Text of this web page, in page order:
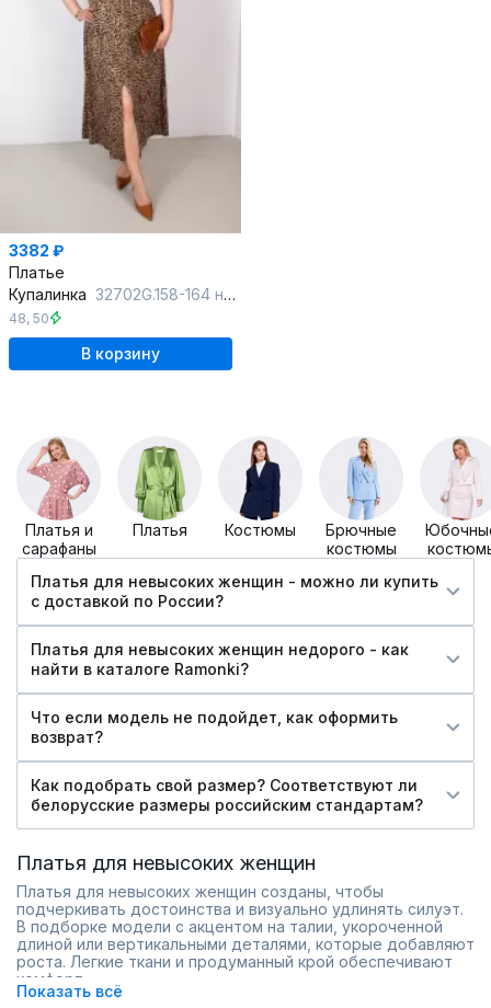
3382 ₽
Платье
Купалинка 32702G.158-164 набивка
48, 50
В корзину
Платья и
сарафаны
Платья Костюмы
Брючные
костюмы
Платья для невысоких женщин - можно ли купить
c доставкой по России?
Платья для невысоких женщин недорого - как
найти в каталоге Ramonki?
Что если модель не подойдет, как оформить
возврат?
Как подобрать свой размер? Соответствуют ли
белорусские размеры российским стандартам?
Платья для невысоких женщин
Платья для невысоких женщин созданы, чтобы
подчеркивать достоинства и визуально удлинять силуэт.
В подборке модели с акцентом на талии, укороченной
длиной или вертикальными деталями, которые добавляют
роста. Легкие ткани и продуманный крой обеспечивают
комфорт.
Платье А-силуэта подойдет для прогулок, а приталенное
Показать всё